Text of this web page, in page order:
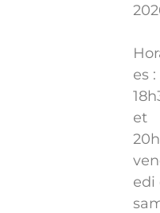
es :
et
edi